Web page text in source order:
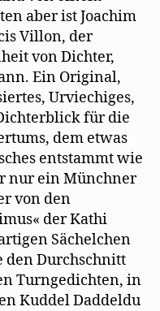
aber ist Joachim
Villon, der
von Dichter,
Ein Original,
Urviechiges,
für die
dem etwas
entstammt wie
nur ein Münchner
von den
der Kathi
Sächelchen
den Durchschnitt
Turngedichten, in
Kuddel Daddeldu